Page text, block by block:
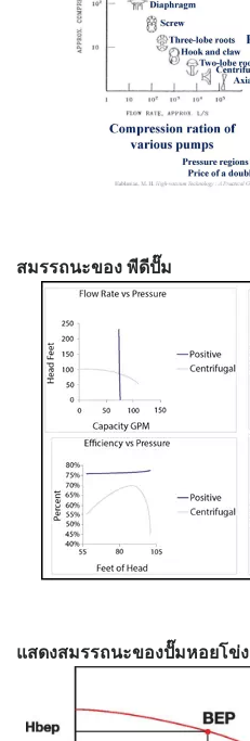
สมรรถนะของ พีดีปั๊ม
แสดงสมรรถนะของปั๊มหอยโข่ง